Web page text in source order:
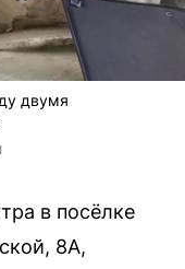
двумя
в посёлке
8А,